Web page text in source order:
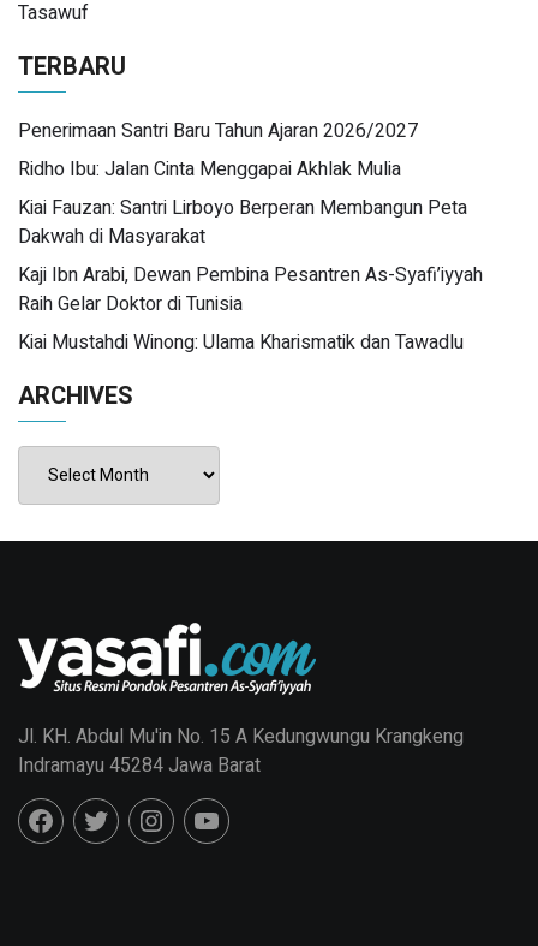
Tasawuf
TERBARU
Penerimaan Santri Baru Tahun Ajaran 2026/2027
Ridho Ibu: Jalan Cinta Menggapai Akhlak Mulia
Kiai Fauzan: Santri Lirboyo Berperan Membangun Peta
Dakwah di Masyarakat
Kaji Ibn Arabi, Dewan Pembina Pesantren As-Syafi’iyyah
Raih Gelar Doktor di Tunisia
Kiai Mustahdi Winong: Ulama Kharismatik dan Tawadlu
ARCHIVES
Jl. KH. Abdul Mu'in No. 15 A Kedungwungu Krangkeng
Indramayu 45284 Jawa Barat